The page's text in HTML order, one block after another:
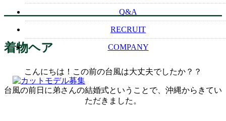
着物ヘア
こんにちは！この前の台風は大丈夫でしたか？？
台風の前日に弟さんの結婚式ということで、沖縄からきてい
ただきました。
Q&A
RECRUIT
COMPANY